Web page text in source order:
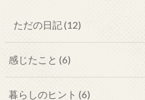
ただの日記(12)
感じたこと (6)
暮らしのヒント (6)